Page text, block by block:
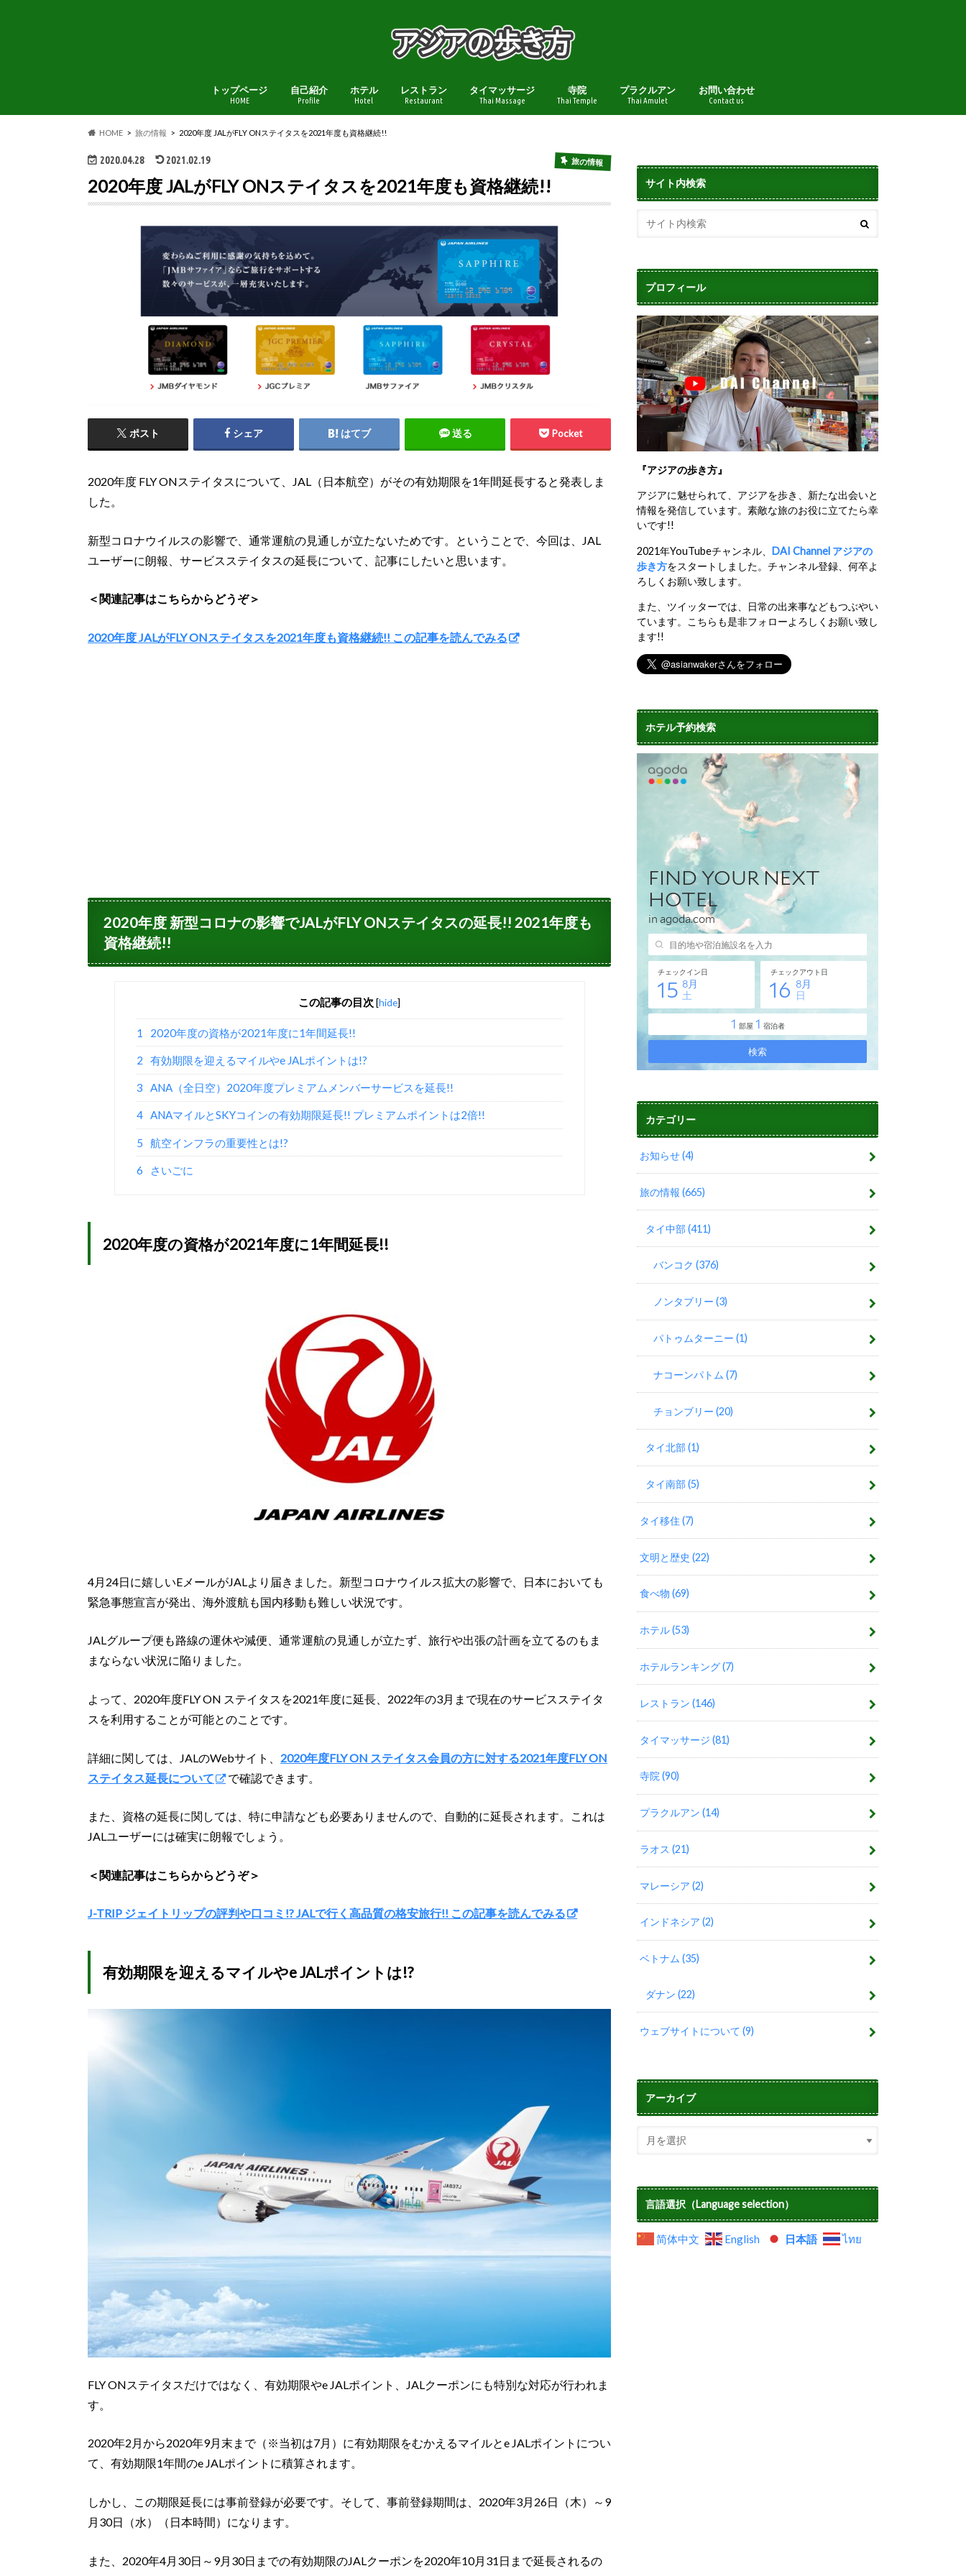
トップページ
HOME
自己紹介
Profile
ホテル
Hotel
レストラン
Restaurant
タイマッサージ
Thai Massage
寺院
Thai Temple
プラクルアン
Thai Amulet
お問い合わせ
Contact us
HOME 旅の情報 2020年度 JALがFLY ONステイタスを2021年度も資格継続!!
2020.04.28 2021.02.19 旅の情報
2020年度 JALがFLY ONステイタスを2021年度も資格継続!!
ポスト シェア はてブ 送る Pocket
2020年度 FLY ONステイタスについて、JAL（日本航空）がその有効期限を1年間延長すると発表しま
した。
新型コロナウイルスの影響で、通常運航の見通しが立たないためです。ということで、今回は、JAL
ユーザーに朗報、サービスステイタスの延長について、記事にしたいと思います。
＜関連記事はこちらからどうぞ＞
2020年度 JALがFLY ONステイタスを2021年度も資格継続!! この記事を読んでみる
2020年度 新型コロナの影響でJALがFLY ONステイタスの延長!! 2021年度も
資格継続!!
この記事の目次 [hide]
1 2020年度の資格が2021年度に1年間延長!!
2 有効期限を迎えるマイルやe JALポイントは!?
3 ANA（全日空）2020年度プレミアムメンバーサービスを延長!!
4 ANAマイルとSKYコインの有効期限延長!! プレミアムポイントは2倍!!
5 航空インフラの重要性とは!?
6 さいごに
2020年度の資格が2021年度に1年間延長!!
4月24日に嬉しいEメールがJALより届きました。新型コロナウイルス拡大の影響で、日本においても
緊急事態宣言が発出、海外渡航も国内移動も難しい状況です。
JALグループ便も路線の運休や減便、通常運航の見通しが立たず、旅行や出張の計画を立てるのもま
まならない状況に陥りました。
よって、2020年度FLY ON ステイタスを2021年度に延長、2022年の3月まで現在のサービスステイタ
スを利用することが可能とのことです。
詳細に関しては、JALのWebサイト、 2020年度FLY ON ステイタス会員の方に対する2021年度FLY ON
ステイタス延長について
で確認できます。
また、資格の延長に関しては、特に申請なども必要ありませんので、自動的に延長されます。これは
JALユーザーには確実に朗報でしょう。
＜関連記事はこちらからどうぞ＞
J-TRIP ジェイトリップの評判や口コミ!? JALで行く高品質の格安旅行!! この記事を読んでみる
有効期限を迎えるマイルやe JALポイントは!?
FLY ONステイタスだけではなく、有効期限やe JALポイント、JALクーポンにも特別な対応が行われま
す。
2020年2月から2020年9月末まで（※当初は7月）に有効期限をむかえるマイルとe JALポイントについ
て、有効期限1年間のe JALポイントに積算されます。
しかし、この期限延長には事前登録が必要です。そして、事前登録期間は、2020年3月26日（木）～9
月30日（水）（日本時間）になります。
また、2020年4月30日～9月30日までの有効期限のJALクーポンを2020年10月31日まで延長されるの
サイト内検索
プロフィール
『アジアの歩き方』
アジアに魅せられて、アジアを歩き、新たな出会いと
情報を発信しています。素敵な旅のお役に立てたら幸
いです!!
2021年YouTubeチャンネル、 DAI Channel アジアの
歩き方をスタートしました。チャンネル登録、何卒よ
ろしくお願い致します。
また、ツイッターでは、日常の出来事などもつぶやい
ています。こちらも是非フォローよろしくお願い致し
ます!!
ホテル予約検索
カテゴリー
お知らせ(4)
旅の情報(665)
タイ中部(411)
バンコク(376)
ノンタブリー(3)
パトゥムターニー(1)
ナコーンパトム(7)
チョンブリー(20)
タイ北部(1)
タイ南部(5)
タイ移住(7)
文明と歴史(22)
食べ物(69)
ホテル(53)
ホテルランキング(7)
レストラン(146)
タイマッサージ(81)
寺院(90)
プラクルアン(14)
ラオス(21)
マレーシア(2)
インドネシア(2)
ベトナム(35)
ダナン (22)
ウェブサイトについて(9)
アーカイブ
言語選択（Language selection）
简体中文 English 日本語 ไทย